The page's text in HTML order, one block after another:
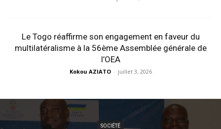
Le Togo réaffirme son engagement en faveur du
multilatéralisme à la 56ème Assemblée générale de
l’OEA
Kokou AZIATO - juillet 3, 2026
SOCIÉTÉ